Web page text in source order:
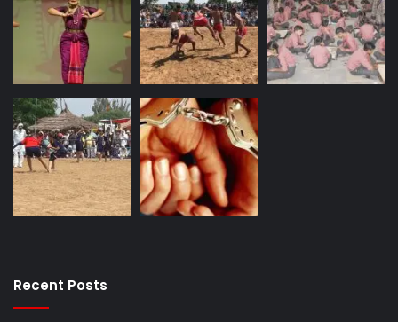
Recent Posts